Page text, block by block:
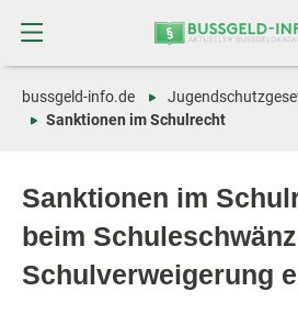
Inhalt
springen
Navigation
springen
Sanktionen im
beim
Schulverweigerung
bussgeld-info.de
Sanktionen im Schulrecht